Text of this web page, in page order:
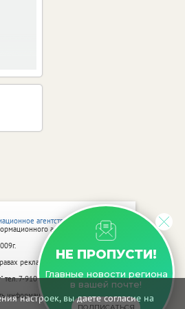
настроек, вы даете согласие на
НЕ ПРОПУСТИ!
Главные новости региона
в вашей почте!
агентство vRossii.ru
агентства vRossii.ru
рекламы.
тел. 7-910-267-70-40,
информацию, не предназначенную